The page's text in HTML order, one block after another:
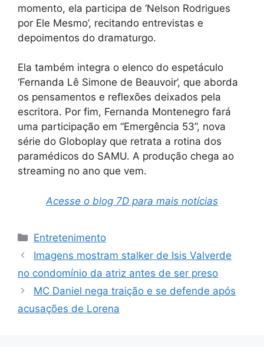
momento, ela participa de ‘Nelson Rodrigues
por Ele Mesmo’, recitando entrevistas e
depoimentos do dramaturgo.
Ela também integra o elenco do espetáculo
‘Fernanda Lê Simone de Beauvoir’, que aborda
os pensamentos e reflexões deixados pela
escritora. Por fim, Fernanda Montenegro fará
uma participação em “Emergência 53”, nova
série do Globoplay que retrata a rotina dos
paramédicos do SAMU. A produção chega ao
streaming no ano que vem.
Acesse o blog 7D para mais notícias
Categorias
Entretenimento
Imagens mostram stalker de Isis Valverde
no condomínio da atriz antes de ser preso
MC Daniel nega traição e se defende após
acusações de Lorena